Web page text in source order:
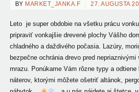
BY MARKET_JANKA.F 27. AUGUSTA
Leto je super obdobie na všetku prácu
pripraviť vonkajšie drevené plochy Vášho
chladného a daždivého počasia. Lazúry,
bezpečne ochránia drevo pred
mrazu. Ponúkame Vám rôzne typy a
náterov, ktorými môžete ošetriť altánok,